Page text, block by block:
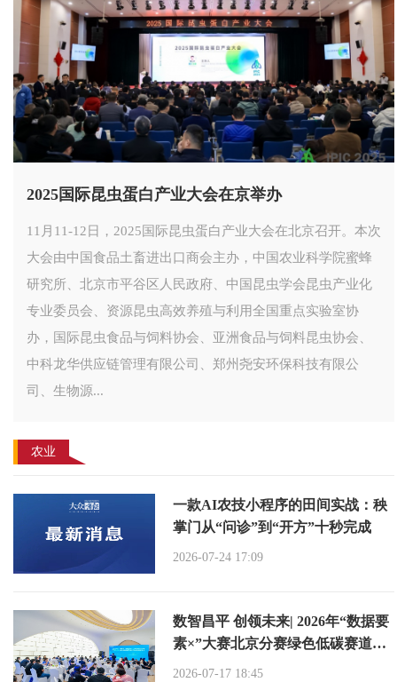
2025国际昆虫蛋白产业大会在京举办
11月11-12日，2025国际昆虫蛋白产业大会在北京召开。本次
大会由中国食品土畜进出口商会主办，中国农业科学院蜜蜂
研究所、北京市平谷区人民政府、中国昆虫学会昆虫产业化
专业委员会、资源昆虫高效养殖与利用全国重点实验室协
办，国际昆虫食品与饲料协会、亚洲食品与饲料昆虫协会、
中科龙华供应链管理有限公司、郑州尧安环保科技有限公
司、生物源...
农业
一款AI农技小程序的田间实战：秧
掌门从“问诊”到“开方”十秒完成
2026-07-24 17:09
数智昌平 创领未来| 2026年“数据要
素×”大赛北京分赛绿色低碳赛道及
现代农业赛道宣传会成功举办
2026-07-17 18:45